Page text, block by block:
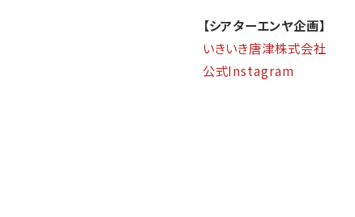
【シアターエンヤ企画】
いきいき唐津株式会社
公式Instagram